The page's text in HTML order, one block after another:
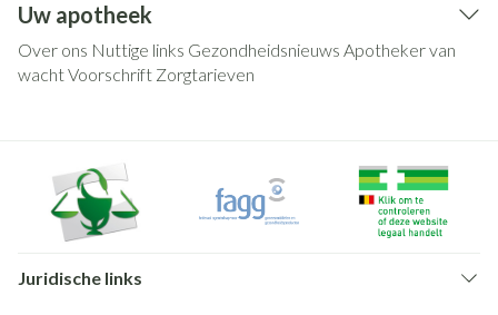
Uw apotheek
Over ons Nuttige links Gezondheidsnieuws Apotheker van
wachtVoorschrift Zorgtarieven
Juridische links